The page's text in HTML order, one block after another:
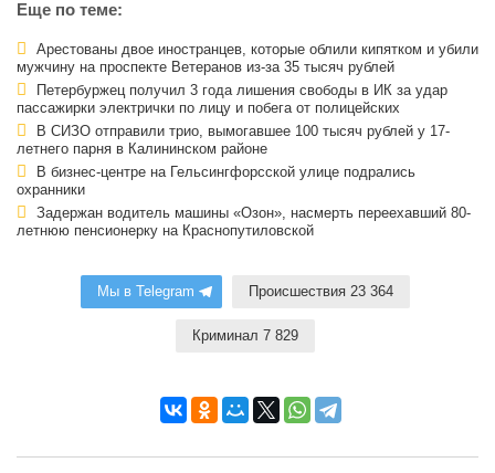
Еще по теме:
Арестованы двое иностранцев, которые облили кипятком и убили
мужчину на проспекте Ветеранов из-за 35 тысяч рублей
Петербуржец получил 3 года лишения свободы в ИК за удар
пассажирки электрички по лицу и побега от полицейских
В СИЗО отправили трио, вымогавшее 100 тысяч рублей у 17-
летнего парня в Калининском районе
В бизнес-центре на Гельсингфорсской улице подрались
охранники
Задержан водитель машины «Озон», насмерть переехавший 80-
летнюю пенсионерку на Краснопутиловской
Мы в Telegram Происшествия 23 364
Криминал 7 829